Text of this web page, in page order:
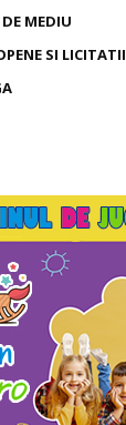
MEDIU
SI LICITATII